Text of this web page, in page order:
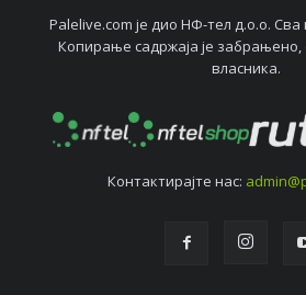
Palelive.com јe дио НФ-тeл д.о.о.
Копирањe садржаја јe
власника.
Контактирајтe нас: